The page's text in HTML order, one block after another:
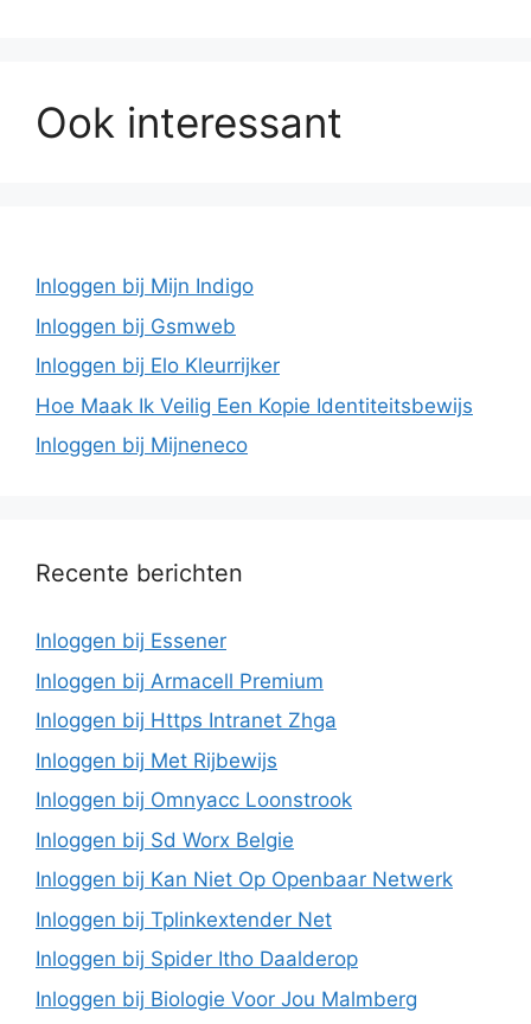
Ook interessant
Inloggen bij Mijn Indigo
Inloggen bij Gsmweb
Inloggen bij Elo Kleurrijker
Hoe Maak Ik Veilig Een Kopie Identiteitsbewijs
Inloggen bij Mijneneco
Recente berichten
Inloggen bij Essener
Inloggen bij Armacell Premium
Inloggen bij Https Intranet Zhga
Inloggen bij Met Rijbewijs
Inloggen bij Omnyacc Loonstrook
Inloggen bij Sd Worx Belgie
Inloggen bij Kan Niet Op Openbaar Netwerk
Inloggen bij Tplinkextender Net
Inloggen bij Spider Itho Daalderop
Inloggen bij Biologie Voor Jou Malmberg